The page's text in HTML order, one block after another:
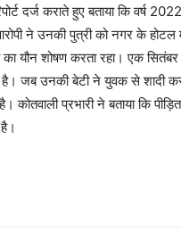
दर्ज कराते हुए बताया कि वर्ष
ने उनकी पुत्री को नगर के
यौन शोषण करता रहा। एक
जब उनकी बेटी ने युवक से शादी
कोतवाली प्रभारी ने बताया कि